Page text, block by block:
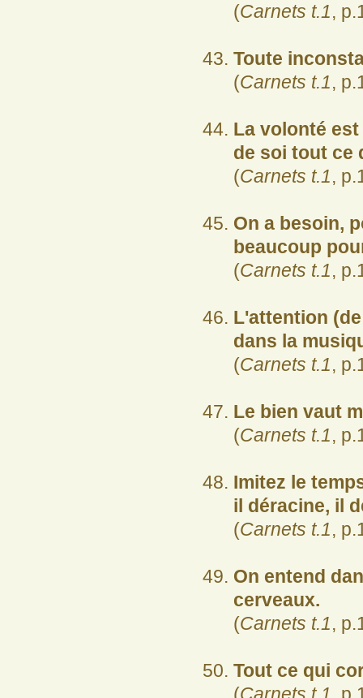
(Carnets t.1,
Toute
(Carnets t.1,
La volonté
de soi tout ce
(Carnets t.1,
On a besoin,
beaucoup
(Carnets t.1,
L'attention
dans la
(Carnets t.1,
Le bien vaut
(Carnets t.1,
Imitez le
il déracine, il
(Carnets t.1,
On entend
cerveaux.
(Carnets t.1,
Tout ce qui
(Carnets t.1 ,